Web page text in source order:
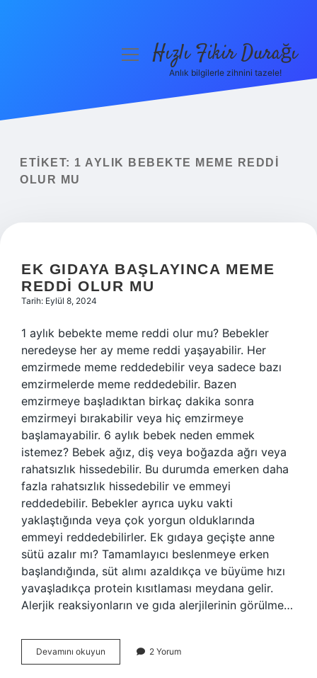
Yasal Uyarı
menüyüHızlı Fikir Durağı
Anlık bilgilerle zihnini tazele!
ETIKET: 1 AYLIK BEBEKTE MEME REDDI
OLUR MU
EK GIDAYA BAŞLAYINCA MEME
REDDI OLUR MU
Tarih: Eylül 8, 2024
1 aylık bebekte meme reddi olur mu? Bebekler
neredeyse her ay meme reddi yaşayabilir. Her
emzirmede meme reddedebilir veya sadece bazı
emzirmelerde meme reddedebilir. Bazen
emzirmeye başladıktan birkaç dakika sonra
emzirmeyi bırakabilir veya hiç emzirmeye
başlamayabilir. 6 aylık bebek neden emmek
istemez? Bebek ağız, diş veya boğazda ağrı veya
rahatsızlık hissedebilir. Bu durumda emerken daha
fazla rahatsızlık hissedebilir ve emmeyi
reddedebilir. Bebekler ayrıca uyku vakti
yaklaştığında veya çok yorgun olduklarında
emmeyi reddedebilirler. Ek gıdaya geçişte anne
sütü azalır mı? Tamamlayıcı beslenmeye erken
başlandığında, süt alımı azaldıkça ve büyüme hızı
yavaşladıkça protein kısıtlaması meydana gelir.
Alerjik reaksiyonların ve gıda alerjilerinin görülme…
Devamını okuyun
Gıdaya
2 Yorum